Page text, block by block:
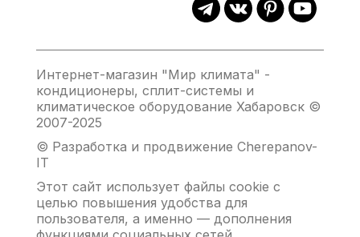
Интернет-магазин "Мир климата" -
кондиционеры, сплит-системы и
климатическое оборудование Хабаровск ©
2007-2025
© Разработка и продвижение Cherepanov-
IT
Этот сайт использует файлы cookie с
целью повышения удобства для
пользователя, а именно — дополнения